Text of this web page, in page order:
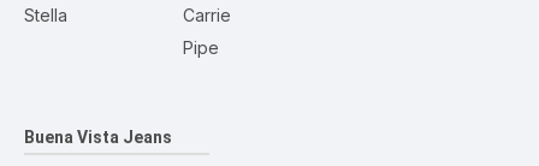
Stella
Carrie
Pipe
Buena Vista Jeans